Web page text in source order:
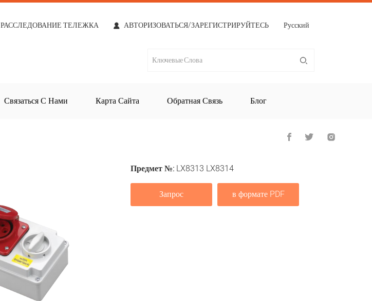
РАССЛЕДОВАНИЕ ТЕЛЕЖКА АВТОРИЗОВАТЬСЯ/ЗАРЕГИСТРИРУЙТЕСЬ Русский
Связаться С Нами Карта Сайта Обратная Связь Блог
Предмет №: LX8313 LX8314
Запрос в формате PDF